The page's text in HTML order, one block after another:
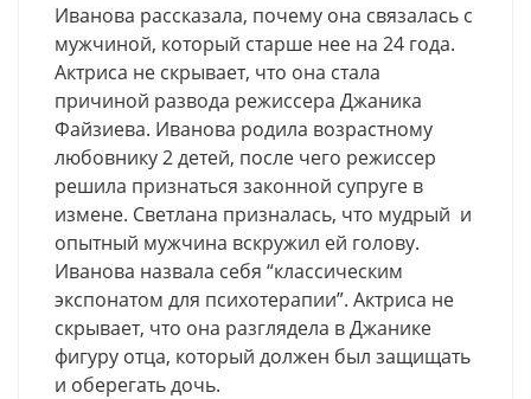
Иванова рассказала, почему она связалась с
мужчиной, который старше нее на 24 года.
Актриса не скрывает, что она стала
причиной развода режиссера Джаника
Файзиева. Иванова родила возрастному
любовнику 2 детей, после чего режиссер
решила признаться законной супруге в
измене. Светлана призналась, что мудрый и
опытный мужчина вскружил ей голову.
Иванова назвала себя “классическим
экспонатом для психотерапии”. Актриса не
скрывает, что она разглядела в Джанике
фигуру отца, который должен был защищать
и оберегать дочь.